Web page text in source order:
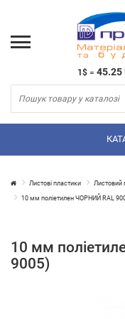
1$ = 45.25
Листові пластики Листовий
10 мм поліетилен ЧОРНИЙ RAL
10 мм
9005)